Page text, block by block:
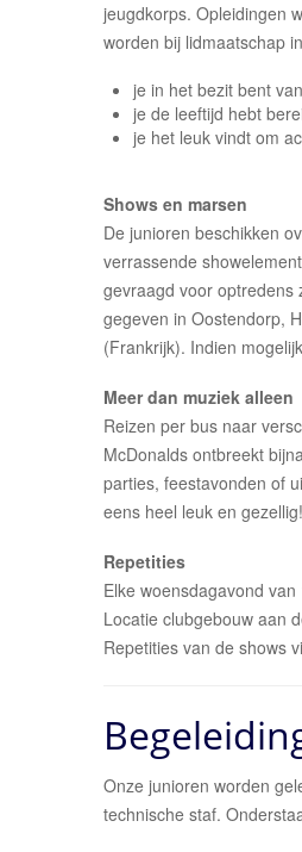
jeugdkorps. Opleidingen
worden bij lidmaatschap
je in het bezit bent
je de leeftijd hebt
je het leuk vindt om
Shows en marsen
De junioren beschikken
verrassende
gevraagd voor optredens
gegeven in Oostendorp,
(Frankrijk). Indien
Meer dan muziek alleen
Reizen per bus naar
McDonalds ontbreekt
parties, feestavonden of
eens heel leuk en gezellig!
Repetities
Elke woensdagavond
Locatie clubgebouw aan
Repetities van de shows
Onze junioren worden
technische staf.